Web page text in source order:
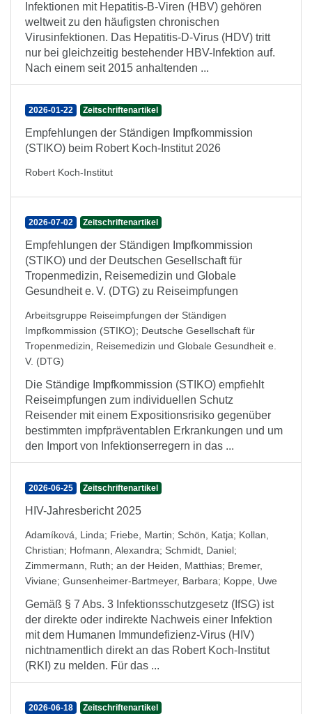
Infektionen mit Hepatitis-B-Viren (HBV) gehören
weltweit zu den häufigsten chronischen
Virusinfektionen. Das Hepatitis-D-Virus (HDV) tritt
nur bei gleichzeitig bestehender HBV-Infektion auf.
Nach einem seit 2015 anhaltenden ...
2026-01-22 Zeitschriftenartikel
Empfehlungen der Ständigen Impfkommission
(STIKO) beim Robert Koch-Institut 2026
Robert Koch-Institut
2026-07-02 Zeitschriftenartikel
Empfehlungen der Ständigen Impfkommission
(STIKO) und der Deutschen Gesellschaft für
Tropenmedizin, Reisemedizin und Globale
Gesundheit e. V. (DTG) zu Reiseimpfungen
Arbeitsgruppe Reiseimpfungen der Ständigen
Impfkommission (STIKO); Deutsche Gesellschaft für
Tropenmedizin, Reisemedizin und Globale Gesundheit e.
V. (DTG)
Die Ständige Impfkommission (STIKO) empfiehlt
Reiseimpfungen zum individuellen Schutz
Reisender mit einem Expositionsrisiko gegenüber
bestimmten impfpräventablen Erkrankungen und um
den Import von Infektionserregern in das ...
2026-06-25 Zeitschriftenartikel
HIV-Jahresbericht 2025
Adamíková, Linda; Friebe, Martin; Schön, Katja; Kollan,
Christian; Hofmann, Alexandra; Schmidt, Daniel;
Zimmermann, Ruth; an der Heiden, Matthias; Bremer,
Viviane; Gunsenheimer-Bartmeyer, Barbara; Koppe, Uwe
Gemäß § 7 Abs. 3 Infektionsschutzgesetz (IfSG) ist
der direkte oder indirekte Nachweis einer Infektion
mit dem Humanen Immundefizienz-Virus (HIV)
nichtnamentlich direkt an das Robert Koch-Institut
(RKI) zu melden. Für das ...
2026-06-18 Zeitschriftenartikel